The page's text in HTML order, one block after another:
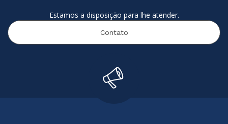
Estamos a disposição para lhe atender.
Contato